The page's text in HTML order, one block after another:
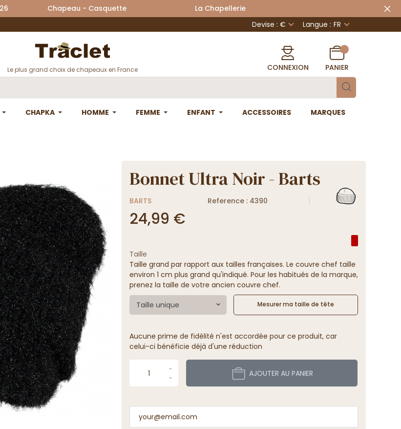
été 2026 Chapeau - Casquette La Chapellerie
Devise : € Langue : FR
Le plus grand choix de chapeaux en France CONNEXION PANIER
CHAPKA HOMME FEMME ENFANT ACCESSOIRES MARQUES
Bonnet Ultra Noir - Barts
BARTS Reference : 4390
24,99 €
Taille
Taille grand par rapport aux tailles françaises. Le couvre chef taille
environ 1 cm plus grand qu'indiqué. Pour les habitués de la marque,
prenez la taille de votre ancien couvre chef.
Taille unique Mesurer ma taille de tête
Aucune prime de fidélité n'est accordée pour ce produit, car
celui-ci bénéficie déjà d'une réduction
AJOUTER AU PANIER